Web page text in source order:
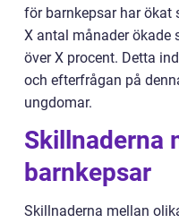
för barnkepsar har ökat
X antal månader ökade
över X procent. Detta
och efterfrågan på
ungdomar.
Skillnaderna
barnkepsar
Skillnaderna mellan